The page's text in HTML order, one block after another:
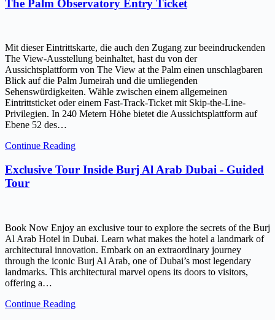
The Palm Observatory Entry Ticket
Mit dieser Eintrittskarte, die auch den Zugang zur beeindruckenden
The View-Ausstellung beinhaltet, hast du von der
Aussichtsplattform von The View at the Palm einen unschlagbaren
Blick auf die Palm Jumeirah und die umliegenden
Sehenswürdigkeiten. Wähle zwischen einem allgemeinen
Eintrittsticket oder einem Fast-Track-Ticket mit Skip-the-Line-
Privilegien. In 240 Metern Höhe bietet die Aussichtsplattform auf
Ebene 52 des…
Continue Reading
Exclusive Tour Inside Burj Al Arab Dubai - Guided
Tour
Book Now Enjoy an exclusive tour to explore the secrets of the Burj
Al Arab Hotel in Dubai. Learn what makes the hotel a landmark of
architectural innovation. Embark on an extraordinary journey
through the iconic Burj Al Arab, one of Dubai’s most legendary
landmarks. This architectural marvel opens its doors to visitors,
offering a…
Continue Reading